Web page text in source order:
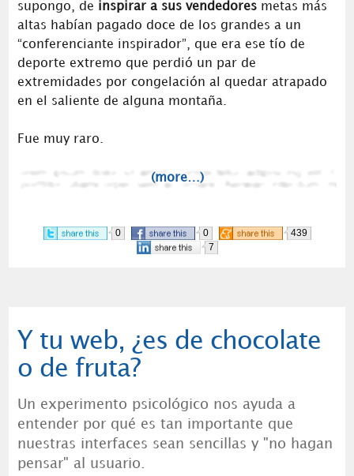
supongo, de inspirar a sus vendedoresmetas más
altas habían pagado doce de los grandes a un
“conferenciante inspirador”, que era ese tío de
deporte extremo que perdió un par de
extremidades por congelación al quedar atrapado
en el saliente de alguna montaña.
Fue muy raro.
(more…)
0 0
439
7
Y tu web, ¿es de chocolate
o de fruta?
Un experimento psicológico nos ayuda a
entender por qué es tan importante que
nuestras interfaces sean sencillas y "no hagan
pensar" al usuario.